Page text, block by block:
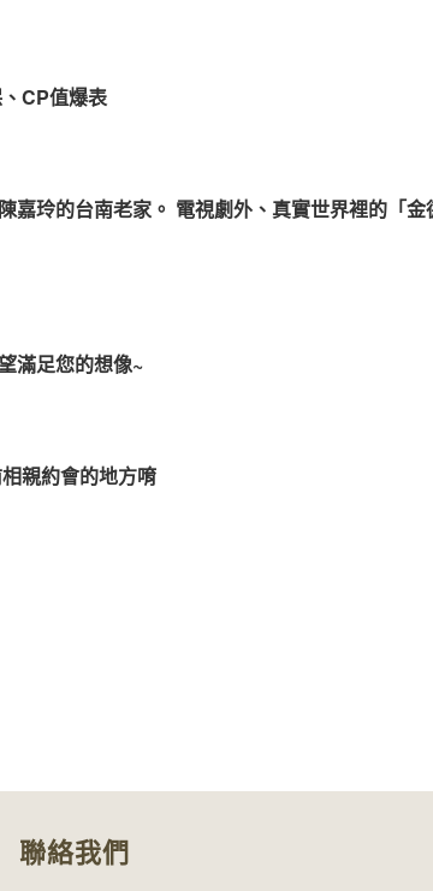
CP值爆表
嘉玲的台南老家。 電視劇外、真實世界裡的「金
滿足您的想像~
親約會的地方唷
聯絡我們